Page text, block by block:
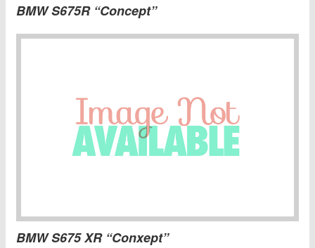
BMW S675R “Concept”
BMW S675 XR “Conxept”